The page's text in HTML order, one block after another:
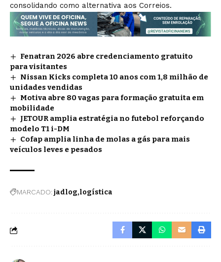
consolidando como alternativa aos Correios.
Fenatran 2026 abre credenciamento gratuito
para visitantes
Nissan Kicks completa 10 anos com 1,8 milhão de
unidades vendidas
Motiva abre 80 vagas para formação gratuita em
mobilidade
JETOUR amplia estratégia no futebol reforçando
modelo T1 i-DM
Cofap amplia linha de molas a gás para mais
veículos leves e pesados
MARCADO:jadlog logística